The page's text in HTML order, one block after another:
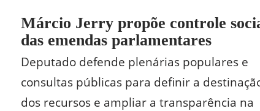
Márcio Jerry propõe controle
das emendas parlamentares
Deputado defende plenárias populares e
consultas públicas para definir a
dos recursos e ampliar a transparência na